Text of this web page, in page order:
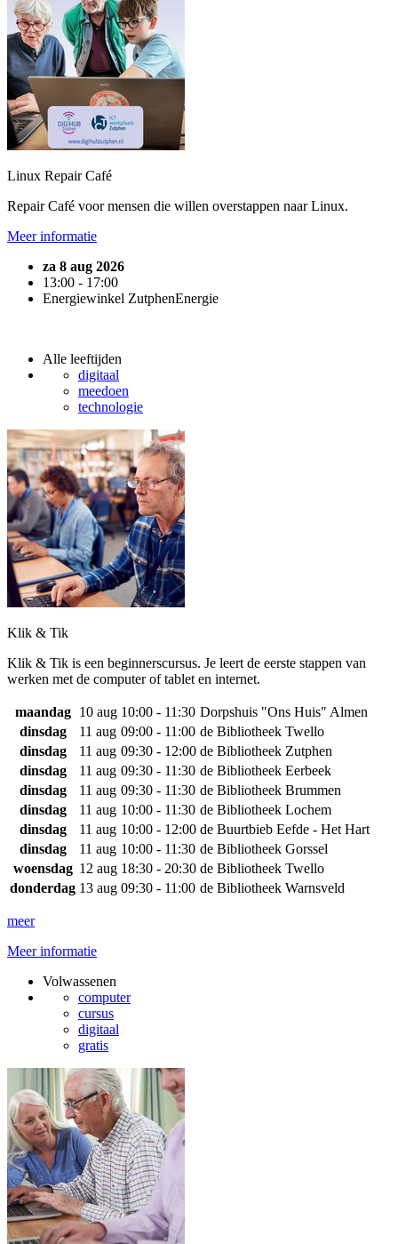
Linux Repair Café
Repair Café voor mensen die willen overstappen naar Linux.
Meer informatie
za 8 aug 2026
13:00 - 17:00
Energiewinkel ZutphenEnergie
Alle leeftijden
digitaal
meedoen
technologie
Klik & Tik
Klik & Tik is een beginnerscursus. Je leert de eerste stappen van
werken met de computer of tablet en internet.
maandag 10 aug 10:00 - 11:30 Dorpshuis "Ons Huis" Almen
dinsdag
11 aug 09:00 - 11:00 de Bibliotheek Twello
dinsdag
11 aug 09:30 - 12:00 de Bibliotheek Zutphen
dinsdag
11 aug 09:30 - 11:30 de Bibliotheek Eerbeek
dinsdag
11 aug 09:30 - 11:30 de Bibliotheek Brummen
dinsdag
11 aug 10:00 - 11:30 de Bibliotheek Lochem
dinsdag
11 aug 10:00 - 12:00 de Buurtbieb Eefde - Het Hart
dinsdag
11 aug 10:00 - 11:30 de Bibliotheek Gorssel
woensdag 12 aug 18:30 - 20:30 de Bibliotheek Twello
donderdag 13 aug 09:30 - 11:00 de Bibliotheek Warnsveld
meer
Meer informatie
Volwassenen
computer
cursus
digitaal
gratis